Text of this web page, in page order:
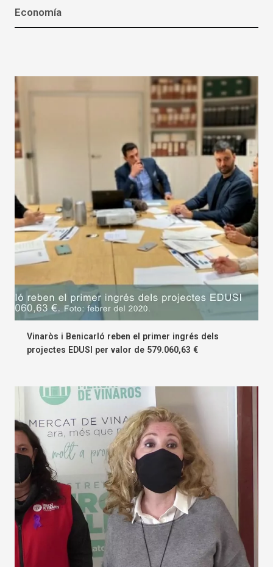
Economía
Vinaròs i Benicarló reben el primer ingrés dels
projectes EDUSI per valor de 579.060,63 €